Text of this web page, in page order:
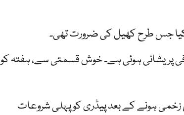
کیا جس طرح کھیل کی ضرورت تھی۔
پریشانی ہوئی ہے۔ خوش قسمتی سے، ہفتہ کو
ہونے کے بعد پیڈری کو پہلی شروعات